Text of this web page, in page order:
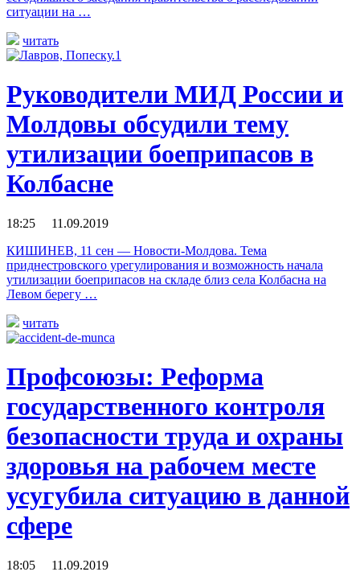
ситуации на …
читать
Руководители МИД России и
Молдовы обсудили тему
утилизации боеприпасов в
Колбасне
18:25 11.09.2019
КИШИНЕВ, 11 сен — Новости-Молдова. Тема
приднестровского урегулирования и возможность начала
утилизации боеприпасов на складе близ села Колбасна на
Левом берегу …
читать
Профсоюзы: Реформа
государственного контроля
безопасности труда и охраны
здоровья на рабочем месте
усугубила ситуацию в данной
сфере
18:05 11.09.2019